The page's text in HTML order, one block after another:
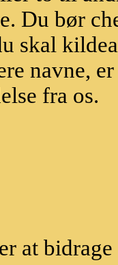
Du bør
skal
navne,
fra os.
at